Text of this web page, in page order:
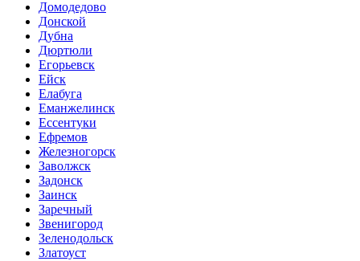
Домодедово
Донской
Дубна
Дюртюли
Егорьевск
Ейск
Елабуга
Еманжелинск
Ессентуки
Ефремов
Железногорск
Заволжск
Задонск
Заинск
Заречный
Звенигород
Зеленодольск
Златоуст